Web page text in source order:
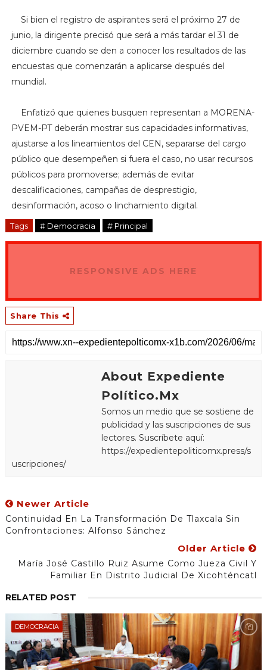
Si bien el registro de aspirantes será el próximo 27 de
junio, la dirigente precisó que será a más tardar el 31 de
diciembre cuando se den a conocer los resultados de las
encuestas que comenzarán a aplicarse después del
mundial.
Enfatizó que quienes busquen representan a MORENA-
PVEM-PT deberán mostrar sus capacidades informativas,
ajustarse a los lineamientos del CEN, separarse del cargo
público que desempeñen si fuera el caso, no usar recursos
públicos para promoverse; además de evitar
descalificaciones, campañas de desprestigio,
desinformación, acoso o linchamiento digital.
Tags # Democracia # Principal
RESPONSIVE ADS HERE
Share This
About Expediente
Político.Mx
Somos un medio que se sostiene de
publicidad y las suscripciones de sus
lectores. Suscríbete aquí:
https://expedientepoliticomx.press/s
uscripciones/
Newer Article
Continuidad En La Transformación De Tlaxcala Sin
Confrontaciones: Alfonso Sánchez
Older Article
María José Castillo Ruiz Asume Como Jueza Civil Y
Familiar En Distrito Judicial De Xicohténcatl
RELATED POST
DEMOCRACIA